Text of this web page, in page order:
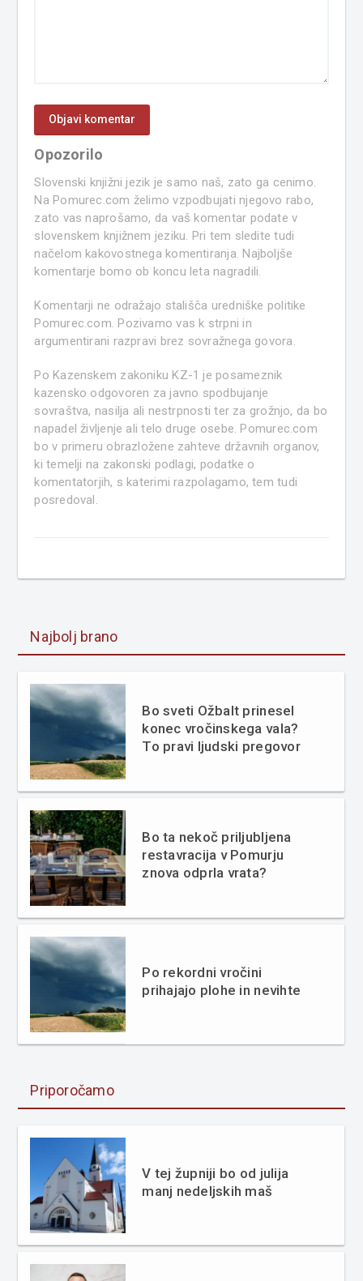
Opozorilo
Slovenski knjižni jezik je samo naš, zato ga cenimo.
Na Pomurec.com želimo vzpodbujati njegovo rabo,
zato vas naprošamo, da vaš komentar podate v
slovenskem knjižnem jeziku. Pri tem sledite tudi
načelom kakovostnega komentiranja. Najboljše
komentarje bomo ob koncu leta nagradili.
Komentarji ne odražajo stališča uredniške politike
Pomurec.com. Pozivamo vas k strpni in
argumentirani razpravi brez sovražnega govora.
Po Kazenskem zakoniku KZ-1 je posameznik
kazensko odgovoren za javno spodbujanje
sovraštva, nasilja ali nestrpnosti ter za grožnjo, da bo
napadel življenje ali telo druge osebe. Pomurec.com
bo v primeru obrazložene zahteve državnih organov,
ki temelji na zakonski podlagi, podatke o
komentatorjih, s katerimi razpolagamo, tem tudi
posredoval.
Najbolj brano
Bo sveti Ožbalt prinesel
konec vročinskega vala?
To pravi ljudski pregovor
Bo ta nekoč priljubljena
restavracija v Pomurju
znova odprla vrata?
Po rekordni vročini
prihajajo plohe in nevihte
Priporočamo
V tej župniji bo od julija
manj nedeljskih maš